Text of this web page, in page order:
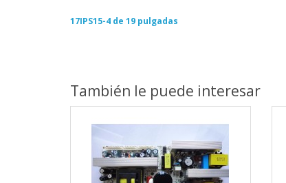
17IPS15-4 de 19 pulgadas
También le puede interesar